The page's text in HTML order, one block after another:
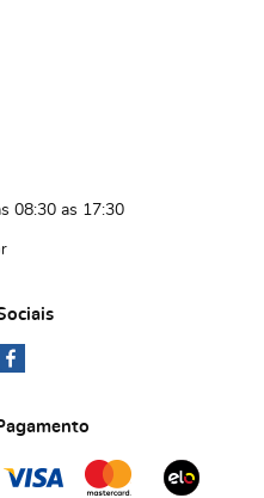
08:30 as 17:30